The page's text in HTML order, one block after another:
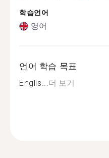
학습언어
영어
언어 학습 목표
Englis...더 보기